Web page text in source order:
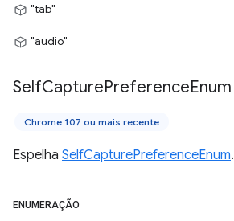
"tab"
"audio"
SelfCapturePreferenceEnum
Chrome 107 ou mais recente
Espelha SelfCapturePreferenceEnum.
ENUMERAÇÃO